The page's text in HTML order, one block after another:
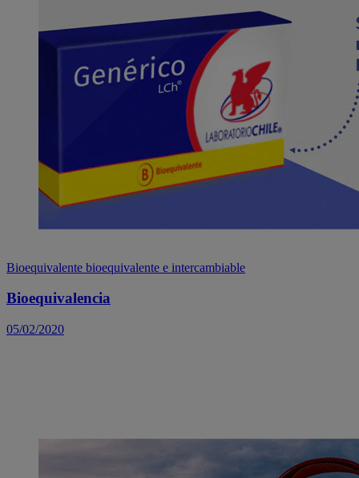
Bioequivalente bioequivalente e intercambiable
Bioequivalencia
05/02/2020